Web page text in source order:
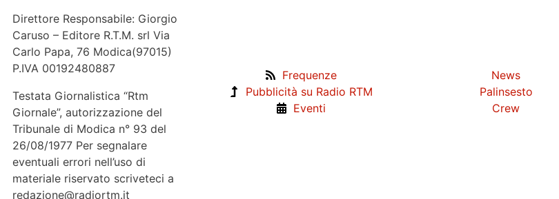
Direttore Responsabile: Giorgio
Caruso – Editore R.T.M. srl Via
Carlo Papa, 76 Modica(97015)
P.IVA 00192480887
Testata Giornalistica “Rtm
Giornale”, autorizzazione del
Tribunale di Modica n° 93 del
26/08/1977 Per segnalare
eventuali errori nell’uso di
materiale riservato scriveteci a
redazione@radiortm.it
Frequenze
Pubblicità su Radio RTM
Eventi
News
Palinsesto
Crew